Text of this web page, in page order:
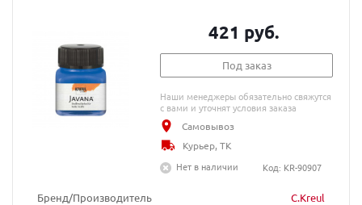
Бренд/Производитель
C.Kreul
421 руб.
Под заказ
Наши менеджеры обязательно свяжутся
с вами и уточнят условия заказа
Самовывоз
Курьер, ТК
Нет в наличии
Код: KR-90907